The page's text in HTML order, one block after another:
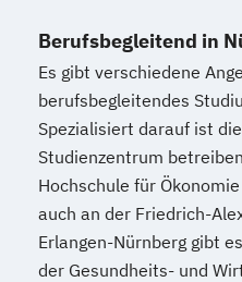
Berufsbegleitend in
Es gibt verschiedene
berufsbegleitendes
Spezialisiert darauf ist
Studienzentrum
Hochschule für
auch an der Friedrich-
Erlangen-Nürnberg gibt
der Gesundheits- und